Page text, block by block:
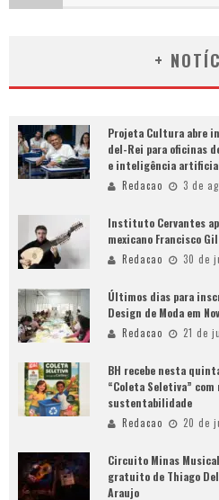
+
Projeta Cultura abre
del-Rei para oficinas
e inteligência
Redacao 3 de
Instituto Cervantes
mexicano Francisco
Redacao 30 de
Últimos dias para
Design de Moda em
Redacao 21 de
BH recebe nesta
“Coleta Seletiva”
sustentabilidade
Redacao 20 de
Circuito Minas
gratuito de Thiago
Araujo